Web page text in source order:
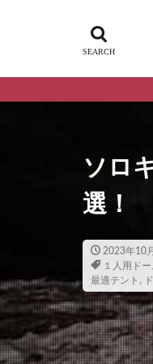
ソロ
選！
2023年10
１人用ド
最適テント ,